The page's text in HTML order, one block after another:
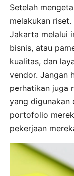
Setelah
melakukan
Jakarta melalui
bisnis, atau
kualitas, dan
vendor. Jangan
perhatikan juga
yang digunakan
portofolio
pekerjaan